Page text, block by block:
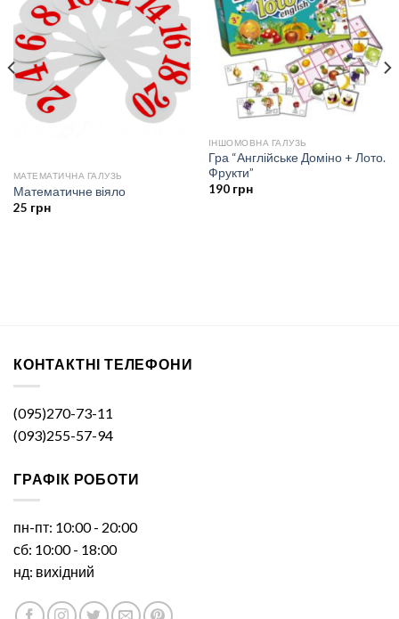
МАТЕМАТИЧНА ГАЛУЗЬ
Математичне віяло
25 грн
ІНШОМОВНА ГАЛУЗЬ
Гра “Англійське Доміно + Лото.
Фрукти”
190 грн
КОНТАКТНІ ТЕЛЕФОНИ
(095)270-73-11
(093)255-57-94
ГРАФІК РОБОТИ
пн-пт: 10:00 - 20:00
сб: 10:00 - 18:00
нд: вихідний